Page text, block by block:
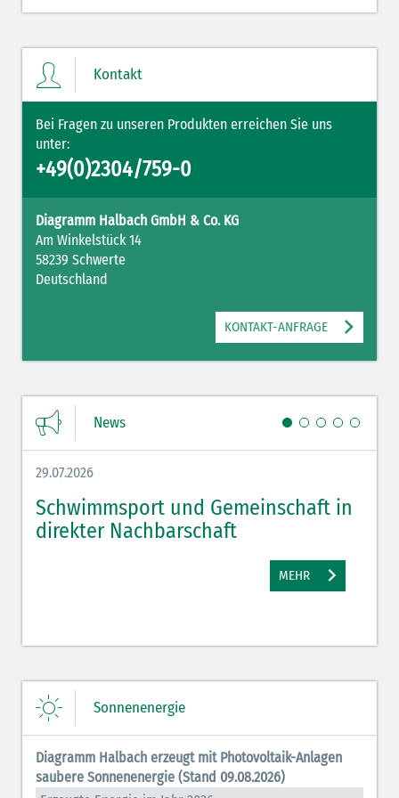
Kontakt
Bei Fragen zu unseren Produkten erreichen Sie uns
unter:
+49(0)2304/759-0
Diagramm Halbach GmbH & Co. KG
Am Winkelstück 14
58239 Schwerte
Deutschland
KONTAKT-ANFRAGE
News
29.07.2026
Schwimmsport und Gemeinschaft in
direkter Nachbarschaft
MEHR
Sonnenenergie
Diagramm Halbach erzeugt mit Photovoltaik-Anlagen
saubere Sonnenenergie (Stand 09.08.2026)